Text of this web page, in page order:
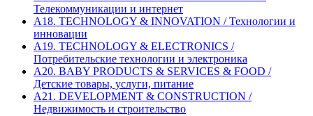
Телекоммуникации и интернет
A18. TECHNOLOGY & INNOVATION / Технологии и
инновации
A19. TECHNOLOGY & ELECTRONICS /
Потребительские технологии и электроника
A20. BABY PRODUCTS & SERVICES & FOOD /
Детские товары, услуги, питание
A21. DEVELOPMENT & CONSTRUCTION /
Недвижимость и строительство